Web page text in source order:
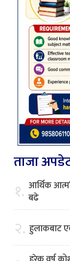
ताजा
१. आर्थिक
बढे
२. हुलाकबाट